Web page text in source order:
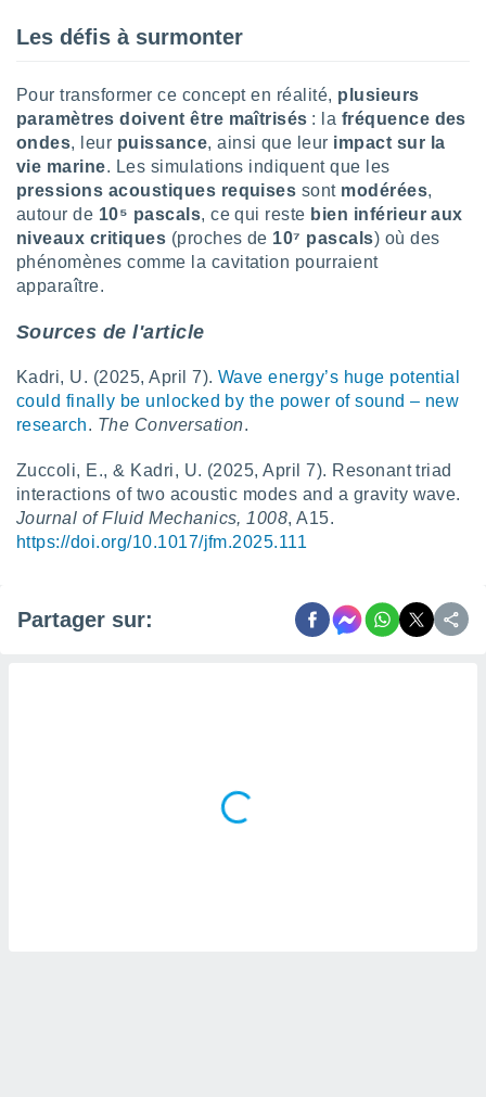
de
et
les
utiliser
le
de
et
et
et du
études
et
Les défis à surmonter
Pour transformer ce concept en réalité, plusieurs
paramètres doivent être maîtrisés : la fréquence des
ondes, leur puissance, ainsi que leur impact sur la
vie marine. Les simulations indiquent que les
pressions acoustiques requises sont modérées,
autour de 10⁵ pascals, ce qui reste bien inférieur aux
niveaux critiques (proches de 10⁷ pascals) où des
phénomènes comme la cavitation pourraient
apparaître.
Sources de l'article
Kadri, U. (2025, April 7). Wave energy’s huge potential
could finally be unlocked by the power of sound – new
research. The Conversation.
Zuccoli, E., & Kadri, U. (2025, April 7). Resonant triad
interactions of two acoustic modes and a gravity wave.
Journal of Fluid Mechanics, 1008, A15.
https://doi.org/10.1017/jfm.2025.111
Partager sur: